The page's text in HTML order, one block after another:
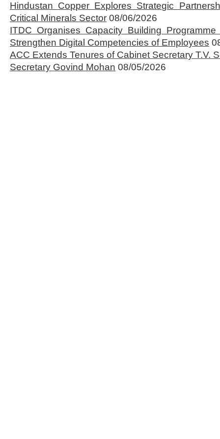
Hindustan Copper Explores Strategic
Critical Minerals Sector 08/06/2026
ITDC Organises Capacity Building
Strengthen Digital Competencies of Employees
ACC Extends Tenures of Cabinet Secretary T.V.
Secretary Govind Mohan 08/05/2026